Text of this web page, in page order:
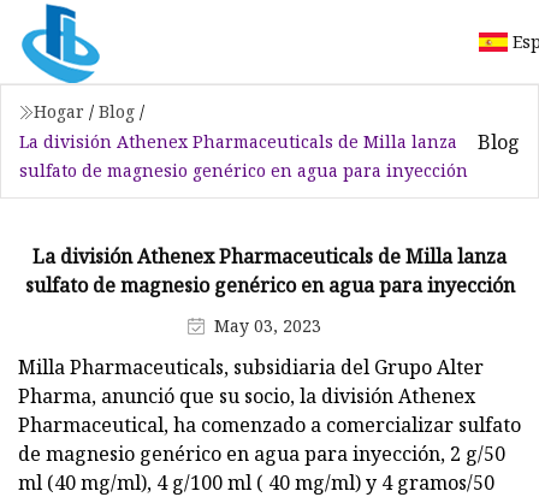
Hogar / Blog /
La división Athenex Pharmaceuticals de Milla lanza
sulfato de magnesio genérico en agua para inyección
Blog
La división Athenex Pharmaceuticals de Milla lanza
sulfato de magnesio genérico en agua para inyección
May 03, 2023
Milla Pharmaceuticals, subsidiaria del Grupo Alter
Pharma, anunció que su socio, la división Athenex
Pharmaceutical, ha comenzado a comercializar sulfato
de magnesio genérico en agua para inyección, 2 g/50
ml (40 mg/ml), 4 g/100 ml ( 40 mg/ml) y 4 gramos/50